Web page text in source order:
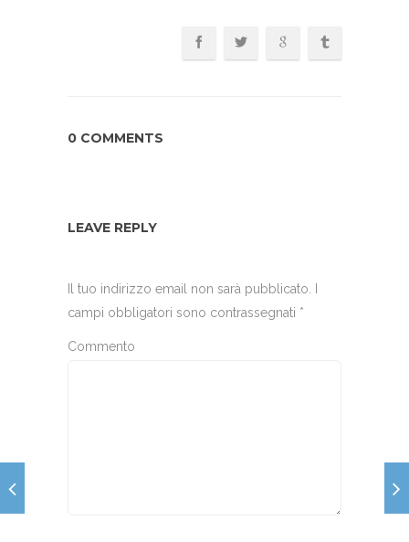
0 COMMENTS
LEAVE REPLY
Il tuo indirizzo email non sarà pubblicato.
campi obbligatori sono contrassegnati *
Commento